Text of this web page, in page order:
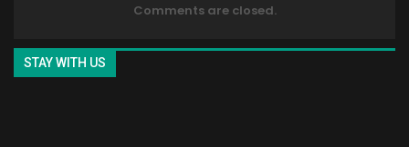
Comments are closed.
STAY WITH US